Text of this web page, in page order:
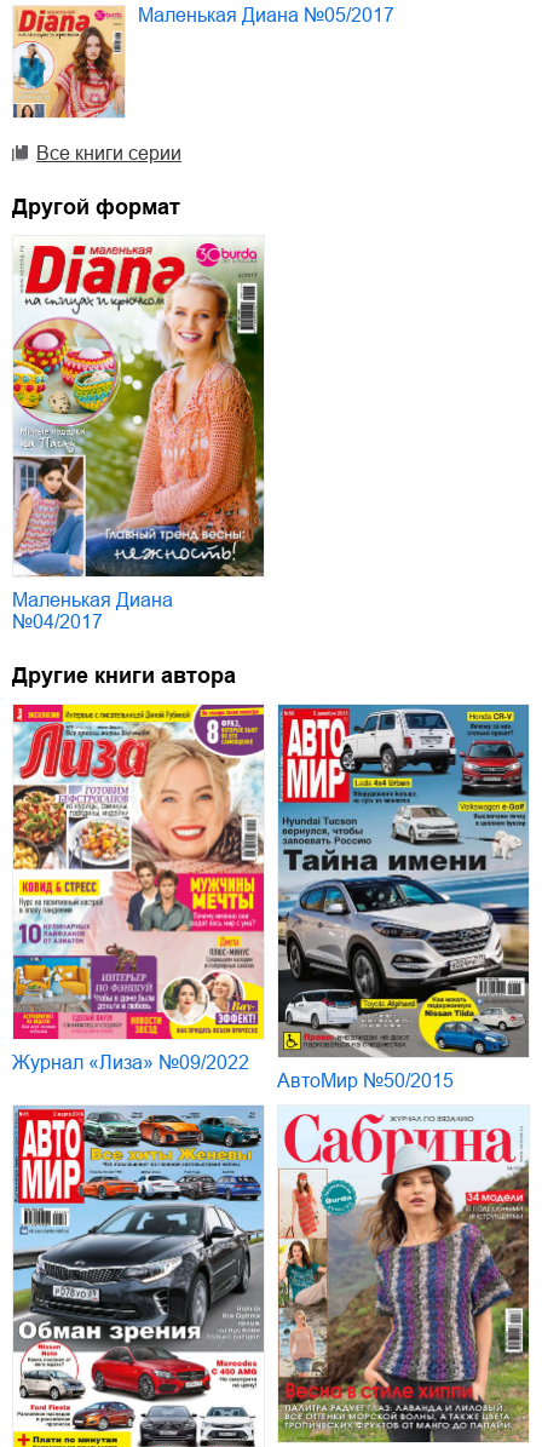
Маленькая Диана №05/2017
Все книги серии
Другой формат
Маленькая Диана
№04/2017
Другие книги автора
Журнал «Лиза» №09/2022
АвтоМир №50/2015